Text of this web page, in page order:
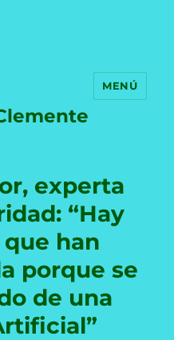
MENÚ
experta
“Hay
han
porque se
de una